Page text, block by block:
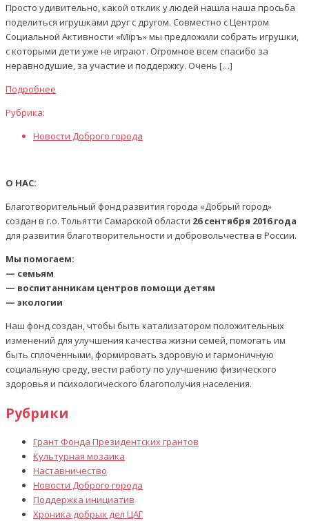
Просто удивительно, какой отклик у людей нашла наша просьба
поделиться игрушками друг с другом. Совместно с Центром
Социальной Активности «Мїръ» мы предложили собрать игрушки,
с которыми дети уже не играют. Огромное всем спасибо за
неравнодушие, за участие и поддержку. Очень […]
Подробнее
Рубрика:
Новости Доброго города
О НАС:
Благотворительный фонд развития города «Добрый город»
создан в г.о. Тольятти Самарской области 26 сентября 2016 года
для развития благотворительности и добровольчества в России.
Мы помогаем:
— семьям
— воспитанникам центров помощи детям
— экологии
Наш фонд создан, чтобы быть катализатором положительных
изменений для улучшения качества жизни семей, помогать им
быть сплоченными, формировать здоровую и гармоничную
социальную среду, вести работу по улучшению физического
здоровья и психологического благополучия населения.
Рубрики
Грант Фонда Президентских грантов
Культурная мозаика
Наставничество
Новости Доброго города
Поддержка инициатив
Хроника добрых дел ЦАГ